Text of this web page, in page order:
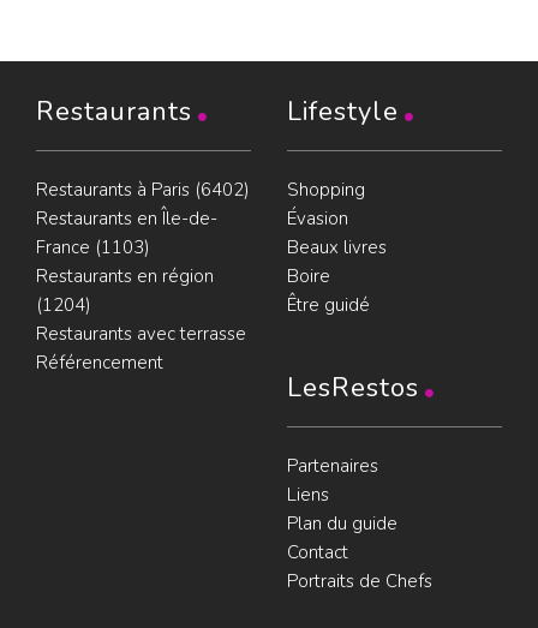
Restaurants
Restaurants à Paris (6402)
Restaurants en Île-de-
France (1103)
Restaurants en région
(1204)
Restaurants avec terrasse
Référencement
Lifestyle
Shopping
Évasion
Beaux livres
Boire
Être guidé
LesRestos
Partenaires
Liens
Plan du guide
Contact
Portraits de Chefs